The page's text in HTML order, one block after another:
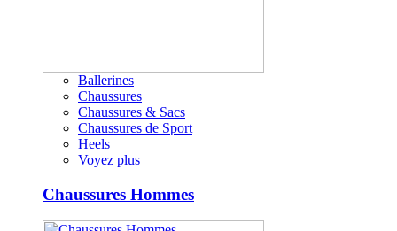
Ballerines
Chaussures
Chaussures & Sacs
Chaussures de Sport
Heels
Voyez plus
Chaussures Hommes